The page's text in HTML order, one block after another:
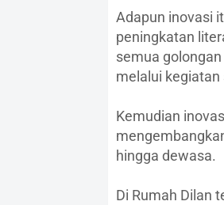
Adapun inovasi
peningkatan
semua
melalui
Kemudian
hingga dewasa.
Di Rumah Dilan